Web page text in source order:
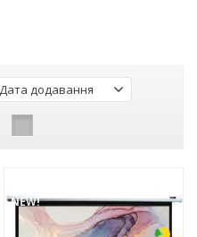
Дата додавання
NEW!